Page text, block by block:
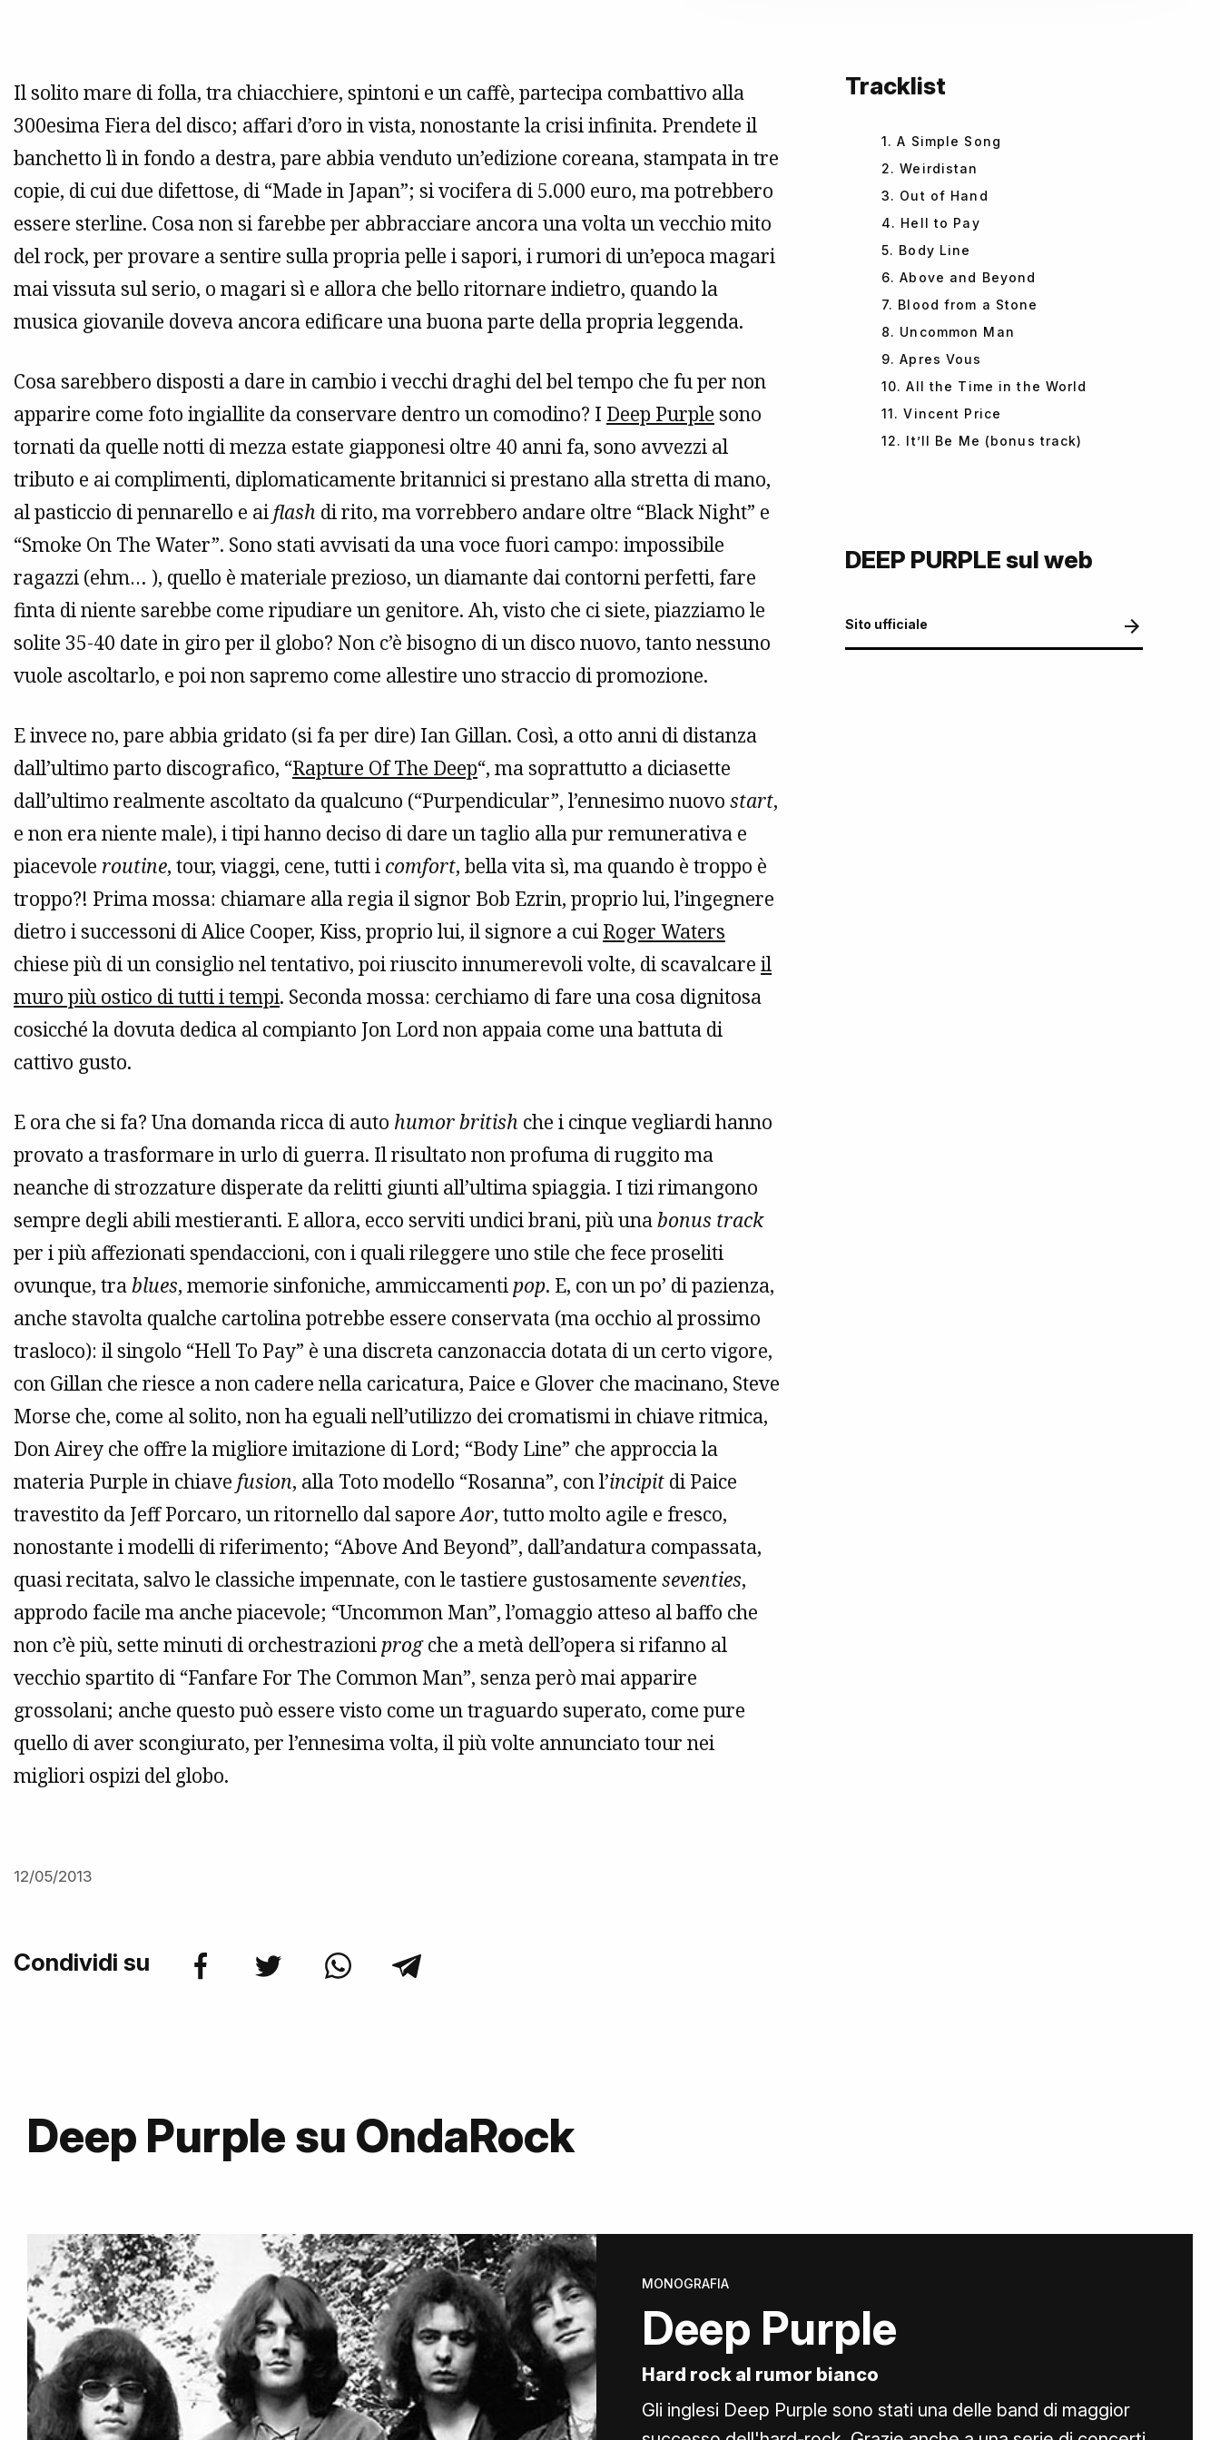
Il solito mare di folla, tra chiacchiere, spintoni e un caffè, partecipa combattivo alla
300esima Fiera del disco; affari d’oro in vista, nonostante la crisi infinita. Prendete il
banchetto lì in fondo a destra, pare abbia venduto un’edizione coreana, stampata in tre
copie, di cui due difettose, di “Made in Japan”; si vocifera di 5.000 euro, ma potrebbero
essere sterline. Cosa non si farebbe per abbracciare ancora una volta un vecchio mito
del rock, per provare a sentire sulla propria pelle i sapori, i rumori di un’epoca magari
mai vissuta sul serio, o magari sì e allora che bello ritornare indietro, quando la
musica giovanile doveva ancora edificare una buona parte della propria leggenda.
Cosa sarebbero disposti a dare in cambio i vecchi draghi del bel tempo che fu per non
apparire come foto ingiallite da conservare dentro un comodino? I Deep Purple sono
tornati da quelle notti di mezza estate giapponesi oltre 40 anni fa, sono avvezzi al
tributo e ai complimenti, diplomaticamente britannici si prestano alla stretta di mano,
al pasticcio di pennarello e ai flash di rito, ma vorrebbero andare oltre “Black Night” e
“Smoke On The Water”. Sono stati avvisati da una voce fuori campo: impossibile
ragazzi (ehm… ), quello è materiale prezioso, un diamante dai contorni perfetti, fare
finta di niente sarebbe come ripudiare un genitore. Ah, visto che ci siete, piazziamo le
solite 35-40 date in giro per il globo? Non c’è bisogno di un disco nuovo, tanto nessuno
vuole ascoltarlo, e poi non sapremo come allestire uno straccio di promozione.
E invece no, pare abbia gridato (si fa per dire) Ian Gillan. Così, a otto anni di distanza
dall’ultimo parto discografico, “Rapture Of The Deep“, ma soprattutto a diciasette
dall’ultimo realmente ascoltato da qualcuno (“Purpendicular”, l’ennesimo nuovo start,
e non era niente male), i tipi hanno deciso di dare un taglio alla pur remunerativa e
piacevole routine, tour, viaggi, cene, tutti i comfort, bella vita sì, ma quando è troppo è
troppo?! Prima mossa: chiamare alla regia il signor Bob Ezrin, proprio lui, l’ingegnere
dietro i successoni di Alice Cooper, Kiss, proprio lui, il signore a cui Roger Waters
chiese più di un consiglio nel tentativo, poi riuscito innumerevoli volte, di scavalcare il
muro più ostico di tutti i tempi. Seconda mossa: cerchiamo di fare una cosa dignitosa
cosicché la dovuta dedica al compianto Jon Lord non appaia come una battuta di
cattivo gusto.
E ora che si fa? Una domanda ricca di auto humor british che i cinque vegliardi hanno
provato a trasformare in urlo di guerra. Il risultato non profuma di ruggito ma
neanche di strozzature disperate da relitti giunti all’ultima spiaggia. I tizi rimangono
sempre degli abili mestieranti. E allora, ecco serviti undici brani, più unabonus track
per i più affezionati spendaccioni, con i quali rileggere uno stile che fece proseliti
ovunque, trablues, memorie sinfoniche, ammiccamenti pop. E, con un po’ di pazienza,
anche stavolta qualche cartolina potrebbe essere conservata (ma occhio al prossimo
trasloco): il singolo “Hell To Pay” è una discreta canzonaccia dotata di un certo vigore,
con Gillan che riesce a non cadere nella caricatura, Paice e Glover che macinano, Steve
Morse che, come al solito, non ha eguali nell’utilizzo dei cromatismi in chiave ritmica,
Don Airey che offre la migliore imitazione di Lord; “Body Line” che approccia la
materia Purple in chiave fusion, alla Toto modello “Rosanna”, con l’incipit di Paice
travestito da Jeff Porcaro, un ritornello dal saporeAor, tutto molto agile e fresco,
nonostante i modelli di riferimento; “Above And Beyond”, dall’andatura compassata,
quasi recitata, salvo le classiche impennate, con le tastiere gustosamente seventies,
approdo facile ma anche piacevole; “Uncommon Man”, l’omaggio atteso al baffo che
non c’è più, sette minuti di orchestrazioni progche a metà dell’opera si rifanno al
vecchio spartito di “Fanfare For The Common Man”, senza però mai apparire
grossolani; anche questo può essere visto come un traguardo superato, come pure
quello di aver scongiurato, per l’ennesima volta, il più volte annunciato tour nei
migliori ospizi del globo.
12/05/2013
Condividi su
Tracklist
1. A Simple Song
2. Weirdistan
3. Out of Hand
4. Hell to Pay
5. Body Line
6. Above and Beyond
7. Blood from a Stone
8. Uncommon Man
9. Apres Vous
10. All the Time in the World
11. Vincent Price
12. It’ll Be Me (bonus track)
DEEP PURPLE sul web
Sito ufficiale
Deep Purple su OndaRock
MONOGRAFIA
Deep Purple
Hard rock al rumor bianco
Gli inglesi Deep Purple sono stati una delle band di maggior